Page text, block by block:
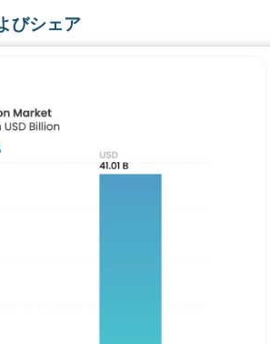
びシェア
画像 © Mordor Intelligence。再利用には